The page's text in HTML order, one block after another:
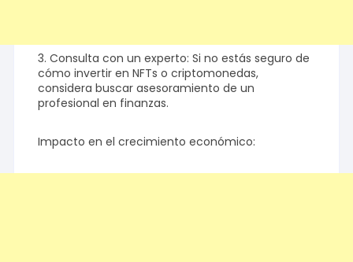
3. Consulta con un experto: Si no estás seguro de
cómo invertir en NFTs o criptomonedas,
considera buscar asesoramiento de un
profesional en finanzas.
Impacto en el crecimiento económico: